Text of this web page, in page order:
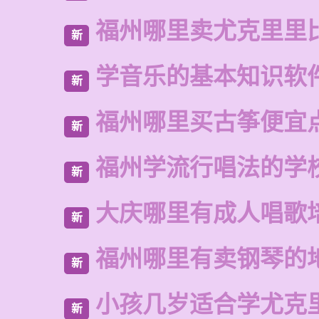
新 福州哪里卖尤克里里
新 学音乐的基本知识软
新 福州哪里买古筝便宜
新 福州学流行唱法的学
新 大庆哪里有成人唱歌
新 福州哪里有卖钢琴的
新 小孩几岁适合学尤克